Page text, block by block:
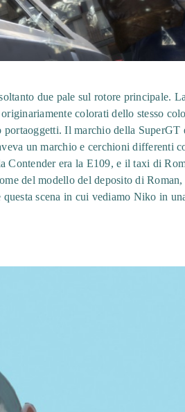
due pale sul rotore principale.
colorati dello stesso
Il marchio della SuperGT
un marchio e cerchioni differenti
Contender era la E109, e il taxi di
del modello del deposito di Roman,
scena in cui vediamo Niko in